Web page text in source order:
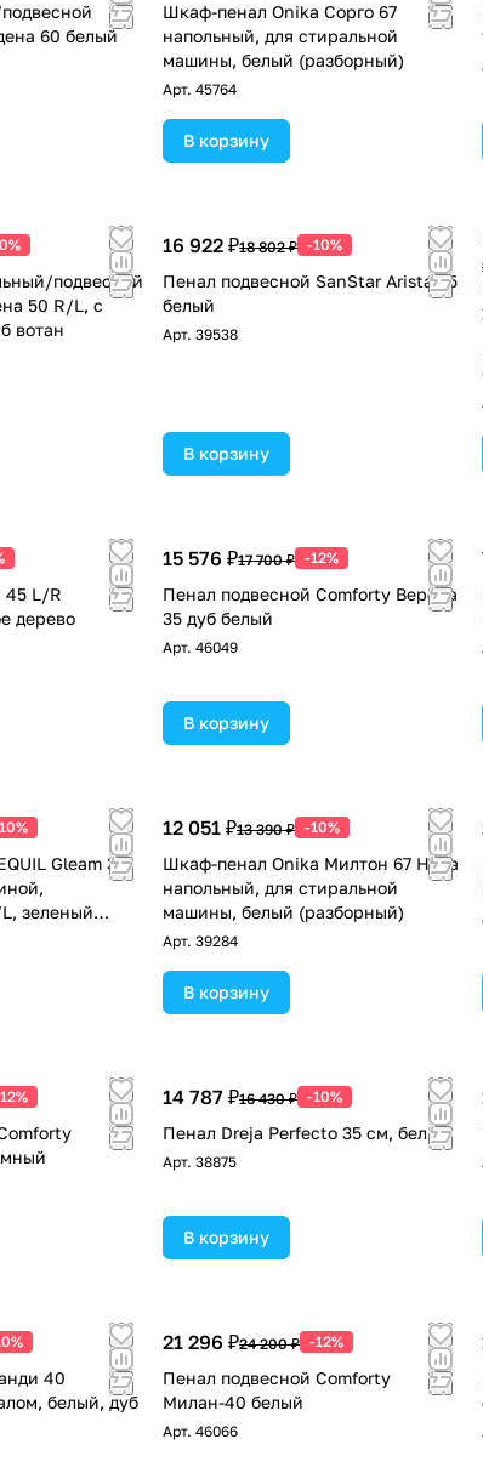
60 белый
Шкаф-пенал Onika Сорго 67
напольный, для стиральной
машины, белый (разборный)
Арт. 45764
В корзину
подвесной
50 R/L, с
вотан
16 922 ₽18 802 ₽ -10%
Пенал подвесной SanStar Arista 35
белый
Арт. 39538
В корзину
45 L/R
дерево
15 576 ₽17 700 ₽ -12%
Пенал подвесной Comforty Верона
35 дуб белый
Арт. 46049
В корзину
Gleam 36
зеленый
12 051 ₽13 390 ₽ -10%
Шкаф-пенал Onika Милтон 67 Нова
напольный, для стиральной
машины, белый (разборный)
Арт. 39284
В корзину
14 787 ₽16 430 ₽ -10%
Пенал Dreja Perfecto 35 см, белый
Арт. 38875
В корзину
40
белый, дуб
21 296 ₽24 200 ₽ -12%
Пенал подвесной Comforty
Милан-40 белый
Арт. 46066